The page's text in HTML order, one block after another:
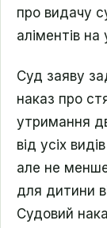
про видачу
аліментів
Суд заяву
наказ про
утримання
від усіх
але не
для дитини
Судовий